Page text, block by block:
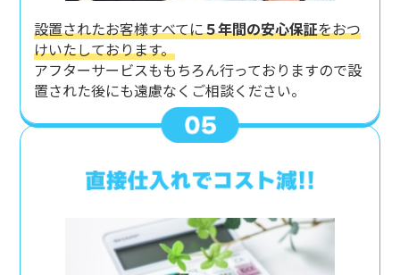
設置されたお客様すべてに５年間の安心保証をおつ
けいたしております。
アフターサービスももちろん行っておりますので設
置された後にも遠慮なくご相談ください。